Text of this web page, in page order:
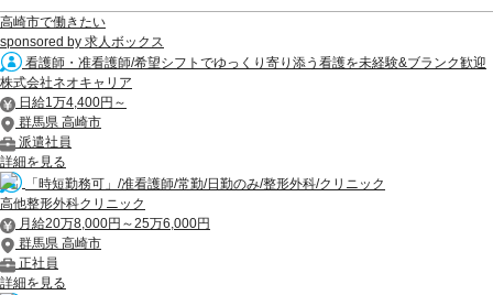
高崎市で働きたい
sponsored by 求人ボックス
看護師・准看護師/希望シフトでゆっくり寄り添う看護を未経験&ブランク歓迎
株式会社ネオキャリア
日給1万4,400円～
群馬県 高崎市
派遣社員
詳細を見る
「時短勤務可」/准看護師/常勤/日勤のみ/整形外科/クリニック
高他整形外科クリニック
月給20万8,000円～25万6,000円
群馬県 高崎市
正社員
詳細を見る